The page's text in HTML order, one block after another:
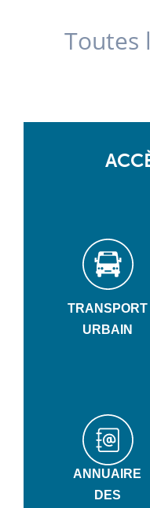
Toutes
TRANSPORT
URBAIN
ANNUAIRE
DES